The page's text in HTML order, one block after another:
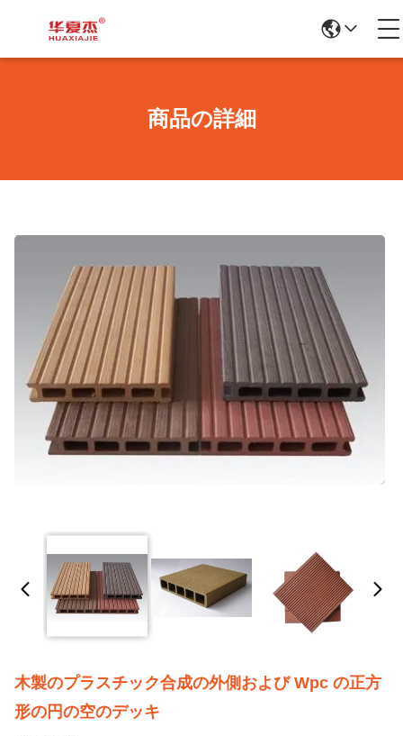
商品の詳細
木製のプラスチック合成の外側および Wpc の正方
形の円の空のデッキ